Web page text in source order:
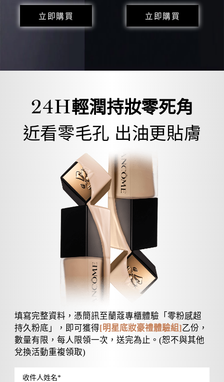
立即購買 立即購買
24H輕潤持妝零死角
近看零毛孔 出油更貼膚
填寫完整資料，憑簡訊至蘭蔻專櫃體驗「零粉感超
持久粉底」，即可獲得 [明星底妝豪禮體驗組] 乙份，
數量有限，每人限領一次，送完為止。(恕不與其他
兌換活動重複領取)
收件人姓名*